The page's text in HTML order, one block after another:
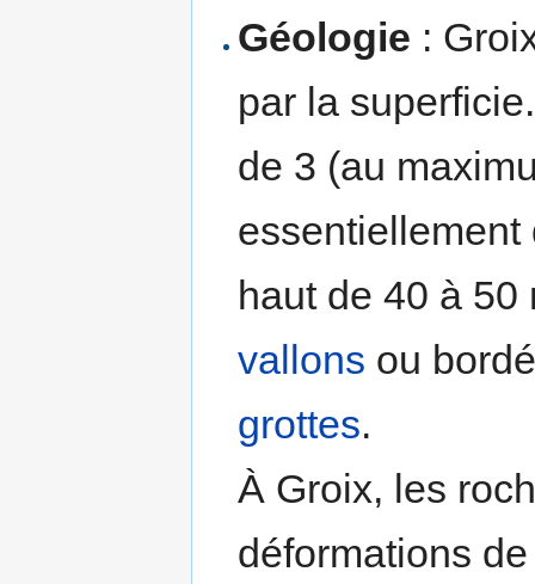
Géologie :
par la
de 3 (au
haut de 40 à
vallons ou
grottes.
À Groix, les
déformations